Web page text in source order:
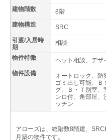
建物階数
8階
建物構造
SRC
引渡/入居時
期
相談
物件特徴
ペット相談、デザ
物件設備
オートロック、防
ゴミ出し可能、Ｂ
グ、Ｂ・Ｔ別室、
ンロ付、角部屋、
ッチン
アローズは、総階数8階建、
月築の物件です。